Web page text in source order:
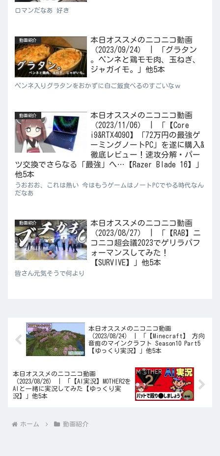
ロマンだなあ 好き
動画紹介
本日オススメのニコニコ動画
（2023/09/24） | 「グラタン
。ペンネと鶏モモ肉、玉ねぎ、
ジャガイモ。」他5本
ペンネ入りグラタンをおかずに白ご飯食べるのすごいなｗ
動画紹介
本日オススメのニコニコ動画
（2023/11/06） | 「【Core
i9&RTX4090】「72万円の最強ゲ
ーミングノートPC」を遂に購入&
徹底レビュー！速攻分解・パー
ツ交換でさらなる「最強」へ…【Razer Blade 16】」
他5本
うおおお、これは熱い 今はもうゲームはノートPCでやる時代なん
だなあ
動画紹介
本日オススメのニコニコ動画
（2023/08/27） | 「【RAB】ニ
コニコ超会議2023でゲリラパフ
ォーマンスしてみた！
【SURVIVE】」他5本
皆さん元気そうで何より
本日オススメのニコニコ動画
（2023/08/24） | 「【Minecraft】 方向
音痴のマインクラフト Season10 Part5
【ゆっくり実況】」他5本
本日オススメのニコニコ動画
（2023/08/26） | 「【AI実況】MOTHER2を
AIと一緒に実況してみた【ゆっくり実
況】」他5本
ホーム 動画紹介